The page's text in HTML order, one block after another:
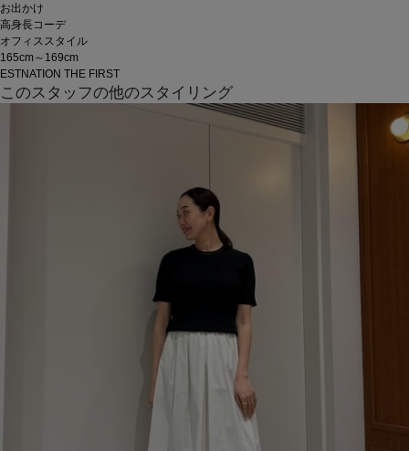
お出かけ
高身長コーデ
オフィススタイル
165cm～169cm
ESTNATION THE FIRST
このスタッフの他のスタイリング